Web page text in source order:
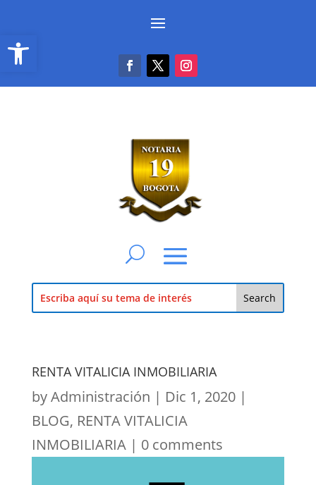
Abrir barra de herramientas
RENTA VITALICIA INMOBILIARIA
byAdministración | Dic 1, 2020|
BLOG, RENTA VITALICIA
INMOBILIARIA| 0 comments